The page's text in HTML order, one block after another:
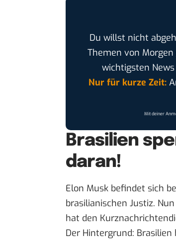
Du willst nicht
Themen von
wichtigsten
Nur für kurze Zeit:
Mit deiner
Brasilien
daran!
Elon Musk befindet sich
brasilianischen Justiz.
hat den
Der Hintergrund: